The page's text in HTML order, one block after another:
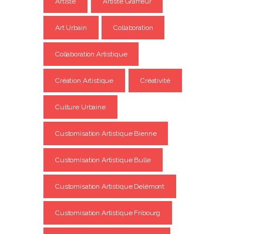
Art Urbain Collaboration
Collaboration Artistique
Création Artistique Créativité
Culture Urbaine
Customisation Artistique Bienne
Customisation Artistique Bulle
Customisation Artistique Delémont
Customisation Artistique Fribourg